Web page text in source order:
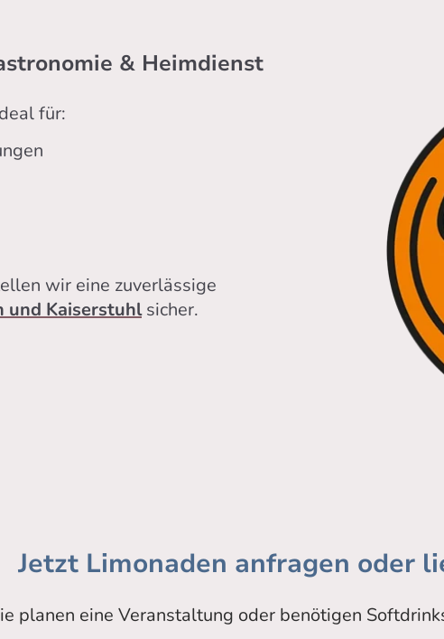
& Heimdienst
für:
wir eine zuverlässige
und Kaiserstuhlsicher.
Jetzt Limonaden anfragen oder
planen eine Veranstaltung oder benötigen